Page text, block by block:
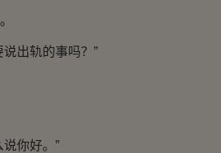
出轨的事吗？”
你好。”